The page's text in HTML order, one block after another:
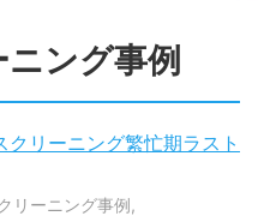
ング事例
クリーニング繁忙期ラスト
リーニング事例